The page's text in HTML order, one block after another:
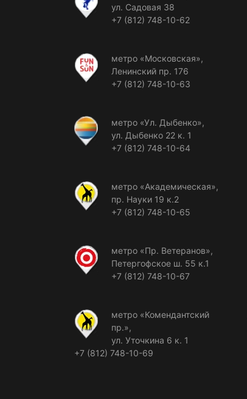
ул. Садовая 38
+7 (812) 748-10-62
метро «Московская»,
Ленинский пр. 176
+7 (812) 748-10-63
метро «Ул. Дыбенко»,
ул. Дыбенко 22 к. 1
+7 (812) 748-10-64
метро «Академическая»,
пр. Науки 19 к.2
+7 (812) 748-10-65
метро «Пр. Ветеранов»,
Петергофское ш. 55 к.1
+7 (812) 748-10-67
метро «Комендантский
пр.»,
ул. Уточкина 6 к. 1
+7 (812) 748-10-69